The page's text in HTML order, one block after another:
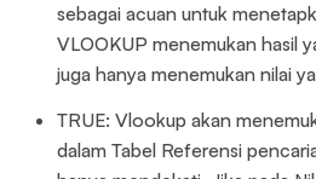
sebagai acuan untuk
VLOOKUP menemukan hasil
juga hanya menemukan nilai
TRUE: Vlookup akan
dalam Tabel Referensi